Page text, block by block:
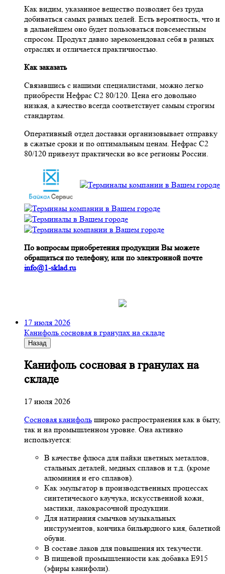
Как видим, указанное вещество позволяет без труда
добиваться самых разных целей. Есть вероятность, что и
в дальнейшем оно будет пользоваться повсеместным
спросом. Продукт давно зарекомендовал себя в разных
отраслях и отличается практичностью.
Как заказать
Связавшись с нашими специалистами, можно легко
приобрести Нефрас С2 80/120. Цена его довольно
низкая, а качество всегда соответствует самым строгим
стандартам.
Оперативный отдел доставки организовывает отправку
в сжатые сроки и по оптимальным ценам. Нефрас С2
80/120 привезут практически во все регионы России.
По вопросам приобретения продукции Вы можете
обращаться по телефону, или по электронной почте
info@1-sklad.ru
17 июля 2026
Канифоль сосновая в гранулах на складе
Назад
Канифоль сосновая в гранулах на
складе
17 июля 2026
Сосновая канифоль широко распространения как в быту,
так и на промышленном уровне. Она активно
используется:
В качестве флюса для пайки цветных металлов,
стальных деталей, медных сплавов и т.д. (кроме
алюминия и его сплавов).
Как эмульгатор в производственных процессах
синтетического каучука, искусственной кожи,
мастики, лакокрасочной продукции.
Для натирания смычков музыкальных
инструментов, кончика бильярдного кия, балетной
обуви.
В составе лаков для повышения их текучести.
В пищевой промышленности как добавка Е915
(эфиры канифоли).